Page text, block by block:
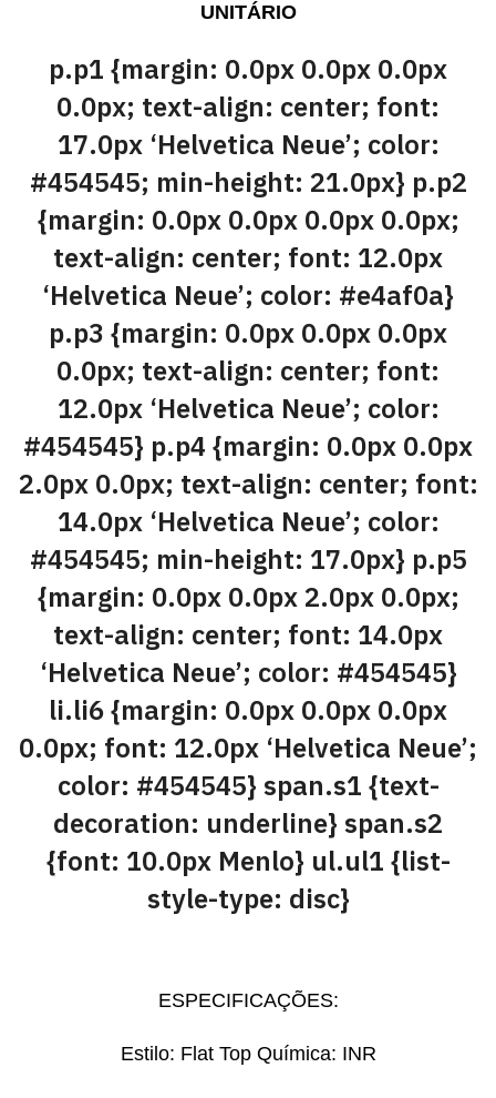
UNITÁRIO
p.p1 {margin: 0.0px 0.0px 0.0px
0.0px; text-align: center; font:
17.0px ‘Helvetica Neue’; color:
#454545; min-height: 21.0px} p.p2
{margin: 0.0px 0.0px 0.0px 0.0px;
text-align: center; font: 12.0px
‘Helvetica Neue’; color: #e4af0a}
p.p3 {margin: 0.0px 0.0px 0.0px
0.0px; text-align: center; font:
12.0px ‘Helvetica Neue’; color:
#454545} p.p4 {margin: 0.0px 0.0px
2.0px 0.0px; text-align: center; font:
14.0px ‘Helvetica Neue’; color:
#454545; min-height: 17.0px} p.p5
{margin: 0.0px 0.0px 2.0px 0.0px;
text-align: center; font: 14.0px
‘Helvetica Neue’; color: #454545}
li.li6 {margin: 0.0px 0.0px 0.0px
0.0px; font: 12.0px ‘Helvetica Neue’;
color: #454545} span.s1 {text-
decoration: underline} span.s2
{font: 10.0px Menlo} ul.ul1 {list-
style-type: disc}
ESPECIFICAÇÕES:
Estilo: Flat Top Química: INR